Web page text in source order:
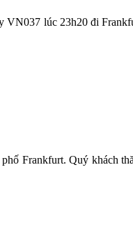
VN037 lúc 23h20 đi
Frankfurt. Quý khách